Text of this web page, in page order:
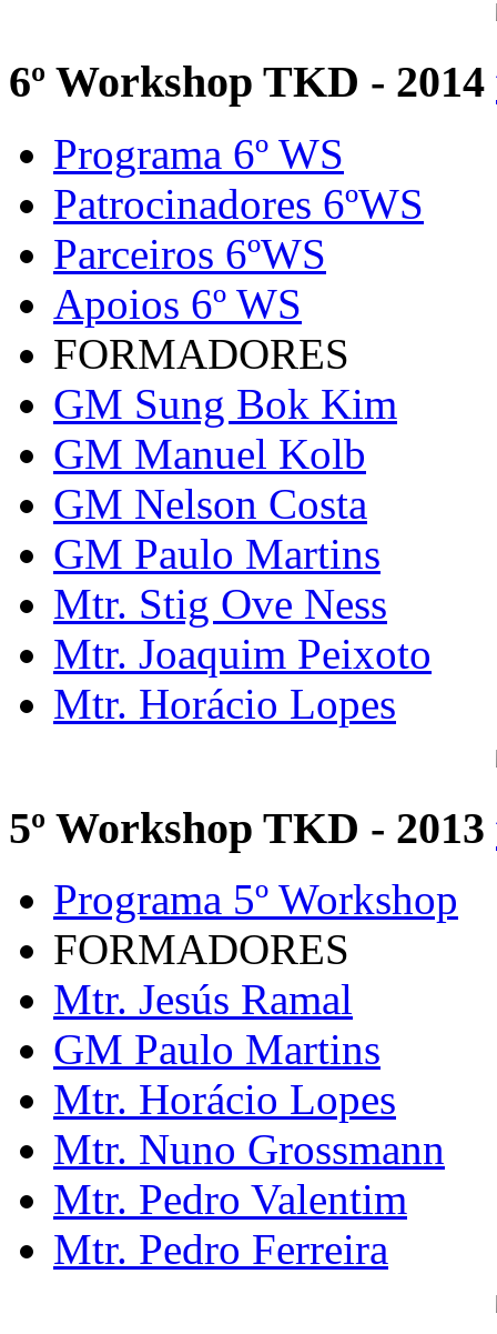
6º Workshop TKD - 2014
Programa 6º WS
Patrocinadores 6ºWS
Parceiros 6ºWS
Apoios 6º WS
FORMADORES
GM Sung Bok Kim
GM Manuel Kolb
GM Nelson Costa
GM Paulo Martins
Mtr. Stig Ove Ness
Mtr. Joaquim Peixoto
Mtr. Horácio Lopes
5º Workshop TKD - 2013
Programa 5º Workshop
FORMADORES
Mtr. Jesús Ramal
GM Paulo Martins
Mtr. Horácio Lopes
Mtr. Nuno Grossmann
Mtr. Pedro Valentim
Mtr. Pedro Ferreira